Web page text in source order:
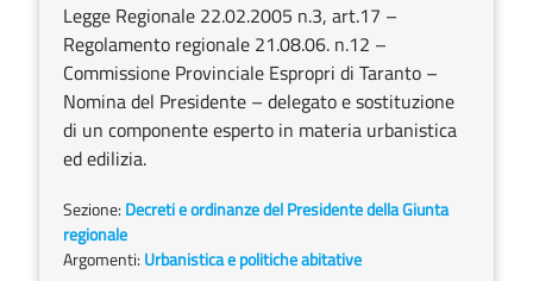
Legge Regionale 22.02.2005 n.3, art.17 –
Regolamento regionale 21.08.06. n.12 –
Commissione Provinciale Espropri di Taranto –
Nomina del Presidente – delegato e sostituzione
di un componente esperto in materia urbanistica
ed edilizia.
Sezione: Decreti e ordinanze del Presidente della Giunta
regionale
Argomenti: Urbanistica e politiche abitative